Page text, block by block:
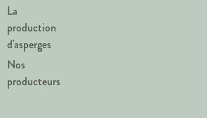
La
production
d'asperges
Nos
producteurs